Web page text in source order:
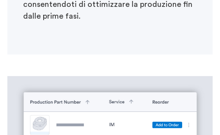
consentendoti di ottimizzare la produzione fin
dalle prime fasi.